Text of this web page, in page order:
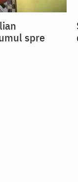
spre